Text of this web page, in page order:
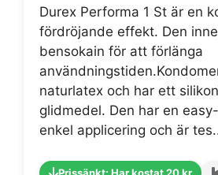
Durex Performa 1 St är en
fördröjande effekt. Den
bensokain för att förlänga
naturlatex och har ett
glidmedel. Den har en
enkel applicering och är